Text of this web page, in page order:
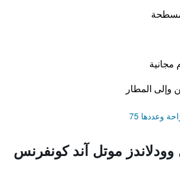
مسطحة
مجانية
وإلى المطار
وعددها 75
موتل آند كونفرنس